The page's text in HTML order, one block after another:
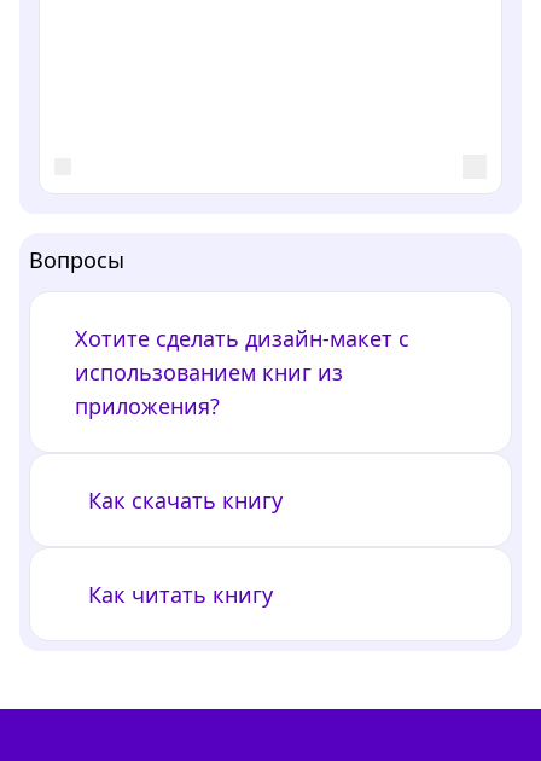
Вопросы
Хотите сделать дизайн-макет с
использованием книг из
приложения?
Как скачать книгу
Как читать книгу